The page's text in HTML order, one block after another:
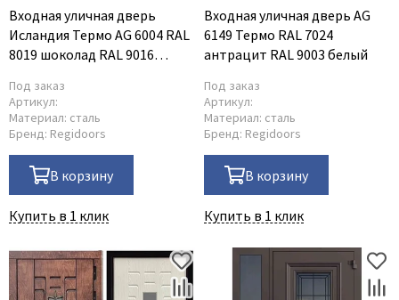
Входная уличная дверь
Исландия Термо AG 6004 RAL
8019 шоколад RAL 9016
Под заказ
Артикул:
Материал: сталь
Бренд: Regidoors
В корзину
Купить в 1 клик
Входная уличная дверь AG
6149 Термо RAL 7024
антрацит RAL 9003 белый
Под заказ
Артикул:
Материал: сталь
Бренд: Regidoors
В корзину
Купить в 1 клик